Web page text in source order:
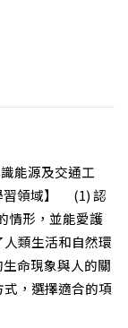
能源及交通工
習領域】 (1) 認
情形，並能愛護
類生活和自然環
命現象與人的關
，選擇適合的項